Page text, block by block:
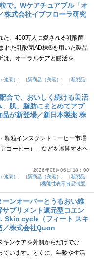
で。Wケアチュアブル「オ
株式会社イブフローラ研究
た、400万人に愛される乳酸菌
れた乳酸菌AD株®を用いた製品
は、オーラルケアと腸活を
健康） 新商品（美容） 新製品
合で、おいしく続ける美活
肌、脂肪にまとめてアプ
品が新登場／新日本製薬 株
顆粒インスタントコーヒー市場
コーヒー）」などを展開するヘ
2026年08月06日 18：00
健康） 新商品（美容）
新製品
機能性表示食品制度
ンオーバーとうるおい維
プリメント還元型コエン
Skin cycle（フィート スキ
／株式会社Quon
キンケアを外側からだけでな
ています。とくに、年齢や生活